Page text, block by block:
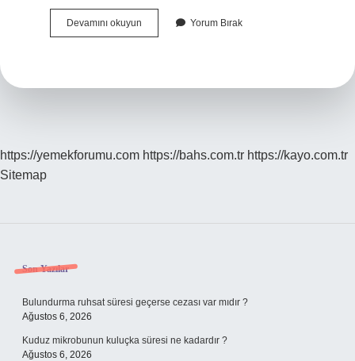
Devamını okuyun
I
Yorum Bırak
https://yemekforumu.com https://bahs.com.tr https://kayo.com.tr
Sitemap
Sidebar
Son Yazılar
Bulundurma ruhsat süresi geçerse cezası var mıdır ?
Ağustos 6, 2026
Kuduz mikrobunun kuluçka süresi ne kadardır ?
Ağustos 6, 2026